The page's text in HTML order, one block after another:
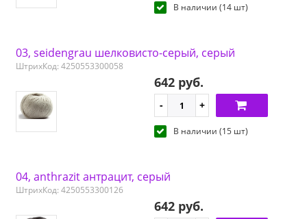
В наличии (14 шт)
03, seidengrau шелковисто-серый, серый
ШтрихКод: 4250553300058
642 руб.
В наличии (15 шт)
04, anthrazit антрацит, серый
ШтрихКод: 4250553300126
642 руб.